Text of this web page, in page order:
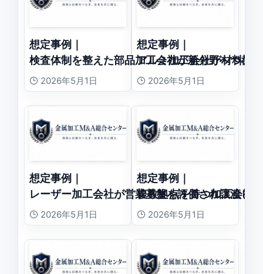
想定事例｜
検査体制を整えた部品加工会社が新分野へつな
2026年5月1日
想定事例｜
アルミ加工会社が材料調
2026年5月1日
想定事例｜
レーザー加工会社が営業基盤を評価され譲渡し
2026年5月1日
想定事例｜
複数拠点を持つ加工会社
2026年5月1日